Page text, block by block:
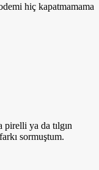
hiç kapatmamama
pirelli ya da tılgın
sormuştum.